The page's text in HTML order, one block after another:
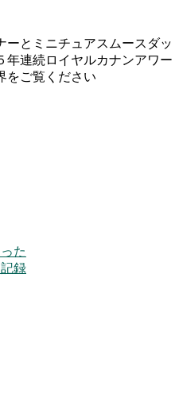
ーとミニチュアスムースダッ
年連続ロイヤルカナンアワー
をご覧ください
た
録